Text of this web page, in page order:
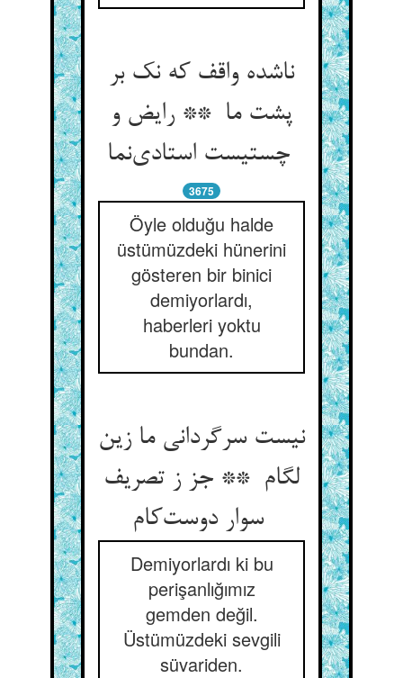
ناشده واقف که نک بر
پشت ما ** رایض و
چستیست استادی‌نما
3675
Öyle olduğu halde
üstümüzdeki hünerini
gösteren bir binici
demiyorlardı,
haberleri yoktu
bundan.
نیست سرگردانی ما زین
لگام ** جز ز تصریف
سوار دوست‌کام
Demiyorlardı ki bu
perişanlığımız
gemden değil.
Üstümüzdeki sevgili
süvariden.